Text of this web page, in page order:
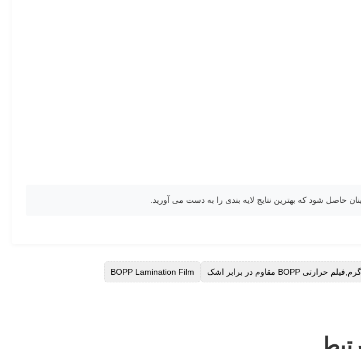
حاصل شود که بهترین نتایج لایه بندی را به دست می آورید.
BOPP Lamination Film